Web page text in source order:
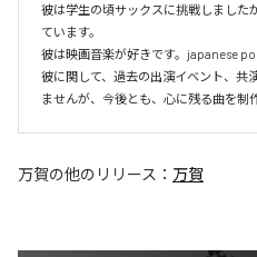
彼は学生の頃サックスに挑戦しました
ています。
彼は映画音楽が好きです。japanese
彼に関して、過去の出演イベント、共
ませんが、今後とも、心に残る曲を制
万賀の他のリリース： 万賀